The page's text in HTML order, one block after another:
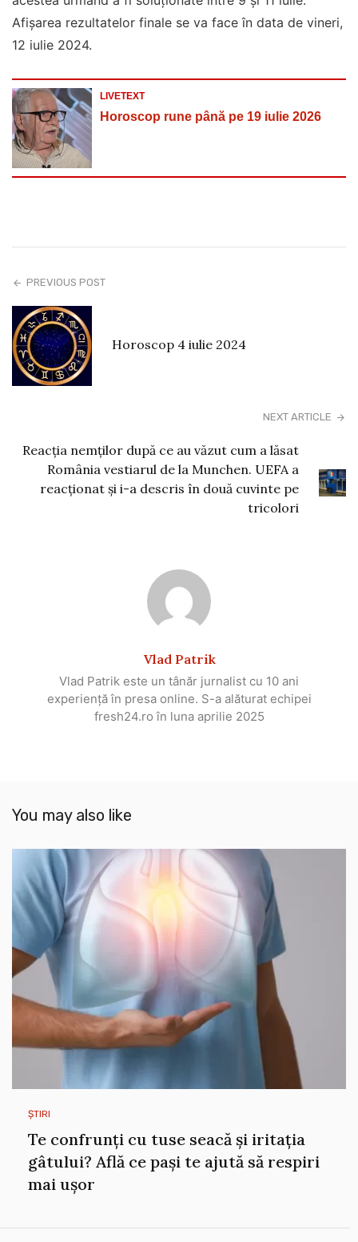
Afișarea rezultatelor finale se va face în data de vineri,
12 iulie 2024.
LIVETEXT
Horoscop rune până pe 19 iulie 2026
PREVIOUS POST
Horoscop 4 iulie 2024
NEXT ARTICLE
Reacția nemților după ce au văzut cum a lăsat
România vestiarul de la Munchen. UEFA a
reacționat și i-a descris în două cuvinte pe
tricolori
Vlad Patrik
Vlad Patrik este un tânăr jurnalist cu 10 ani
experiență în presa online. S-a alăturat echipei
fresh24.ro în luna aprilie 2025
You may also like
ȘTIRI
Te confrunți cu tuse seacă și iritația
gâtului? Află ce pași te ajută să respiri
mai ușor